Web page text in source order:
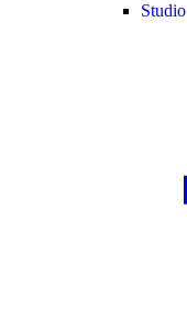
Studio